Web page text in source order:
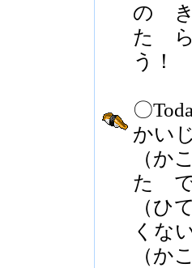
の き
た ら
う！
〇
かい
（か
た
（
くな
（